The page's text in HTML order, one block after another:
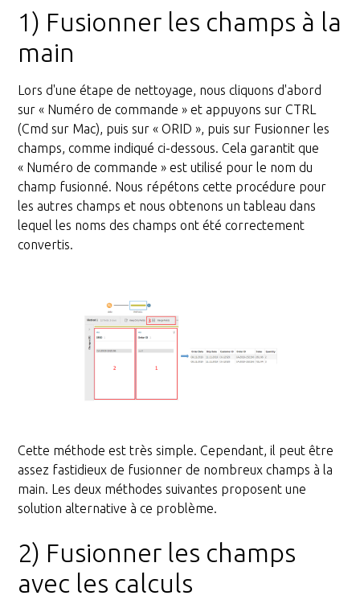
1) Fusionner les champs à la
main
Lors d'une étape de nettoyage, nous cliquons d'abord
sur « Numéro de commande » et appuyons sur CTRL
(Cmd sur Mac), puis sur « ORID », puis sur Fusionner les
champs, comme indiqué ci-dessous. Cela garantit que
« Numéro de commande » est utilisé pour le nom du
champ fusionné. Nous répétons cette procédure pour
les autres champs et nous obtenons un tableau dans
lequel les noms des champs ont été correctement
convertis.
Cette méthode est très simple. Cependant, il peut être
assez fastidieux de fusionner de nombreux champs à la
main. Les deux méthodes suivantes proposent une
solution alternative à ce problème.
2) Fusionner les champs
avec les calculs